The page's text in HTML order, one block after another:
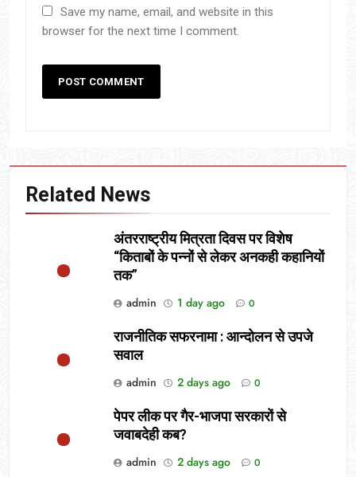
Save my name, email, and website in this
browser for the next time I comment.
Related News
अंतरराष्ट्रीय मित्रता दिवस पर विशेष
“किताबों के पन्नों से लेकर अनकही कहानियों
तक”
admin
1 day ago 0
राजनीतिक सफरनामा : आन्दोलन से उपजे
सवाल
admin
2 days ago 0
पेपर लीक पर गैर-भाजपा सरकारों से
जवाबदेही कब?
admin
2 days ago 0